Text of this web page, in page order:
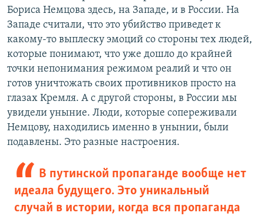
Бориса Немцова здесь, на Западе, и в России. На
Западе считали, что это убийство приведет к
какому-то выплеску эмоций со стороны тех людей,
которые понимают, что уже дошло до крайней
точки непонимания режимом реалий и что он
готов уничтожать своих противников просто на
глазах Кремля. А с другой стороны, в России мы
увидели уныние. Люди, которые сопереживали
Немцову, находились именно в унынии, были
подавлены. Это разные настроения.
В путинской пропаганде вообще нет
идеала будущего. Это уникальный
случай в истории, когда вся пропаганда